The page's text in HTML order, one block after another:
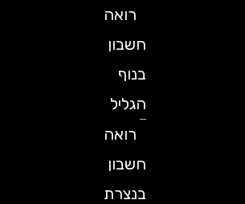
רואה
חשבון
הגליל
רואה
חשבון
בנצרת